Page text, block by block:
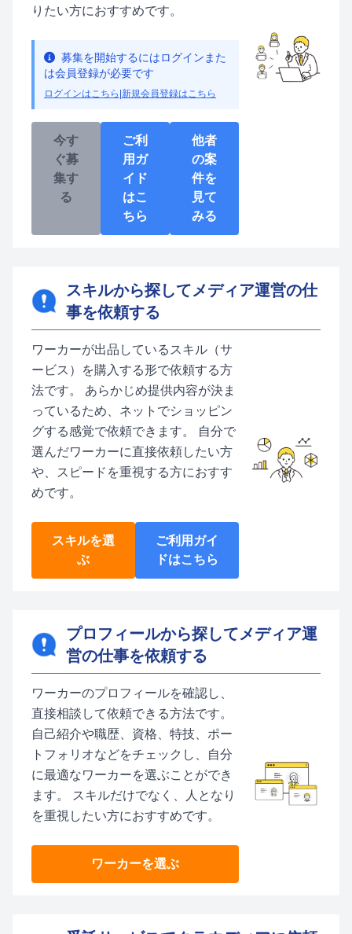
りたい方におすすめです。
募集を開始するにはログインまた
は会員登録が必要です
ログインはこちら 新規会員登録はこちら
今す
ぐ募
集す
る
ご利
用ガ
イド
はこ
ちら
他者
の案
件を
見て
みる
スキルから探してメディア運営の仕
事を依頼する
ワーカーが出品しているスキル（サ
ービス）を購入する形で依頼する方
法です。 あらかじめ提供内容が決ま
っているため、ネットでショッピン
グする感覚で依頼できます。 自分で
選んだワーカーに直接依頼したい方
や、スピードを重視する方におすす
めです。
スキルを選
ぶ
ご利用ガイ
ドはこちら
プロフィールから探してメディア運
営の仕事を依頼する
ワーカーのプロフィールを確認し、
直接相談して依頼できる方法です。
自己紹介や職歴、資格、特技、ポー
トフォリオなどをチェックし、自分
に最適なワーカーを選ぶことができ
ます。 スキルだけでなく、人となり
を重視したい方におすすめです。
ワーカーを選ぶ